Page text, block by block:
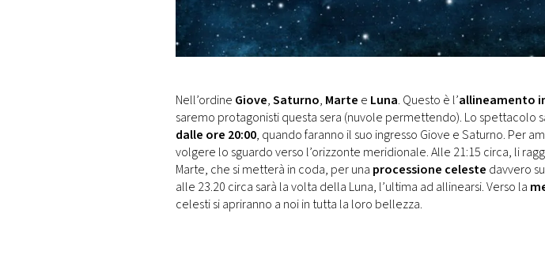
MONACO
Nell’ordine Giove,Saturno, Marte e Luna. Questo è l’allineamento
saremo protagonisti questa sera (nuvole permettendo). Lo spettacolo
dalle ore 20:00, quando faranno il suo ingresso Giove e Saturno. Per
volgere lo sguardo verso l’orizzonte meridionale. Alle 21:15 circa, li
Marte, che si metterà in coda, per una processione celeste davvero
alle 23.20 circa sarà la volta della Luna, l’ultima ad allinearsi. Verso la
celesti si apriranno a noi in tutta la loro bellezza.